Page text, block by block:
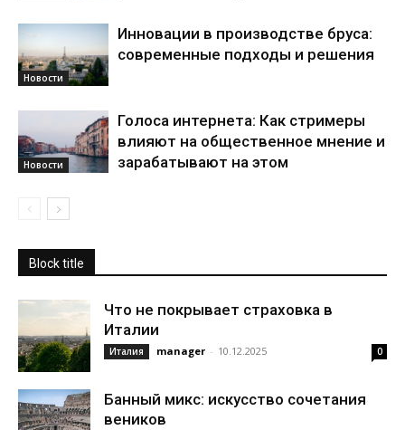
Новости
Инновации в производстве бруса:
современные подходы и решения
Новости
Голоса интернета: Как стримеры
влияют на общественное мнение и
зарабатывают на этом
Block title
Что не покрывает страховка в
Италии
Италия manager - 10.12.2025 0
Банный микс: искусство сочетания
веников